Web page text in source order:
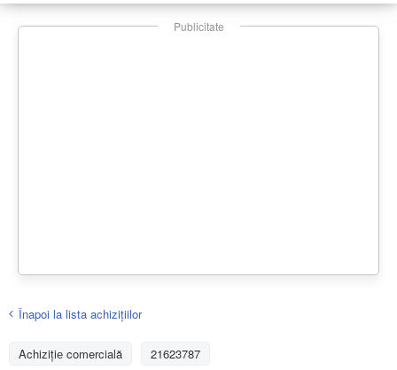
Publicitate
Înapoi la lista achiziţiilor
Achizițiе comercială 21623787